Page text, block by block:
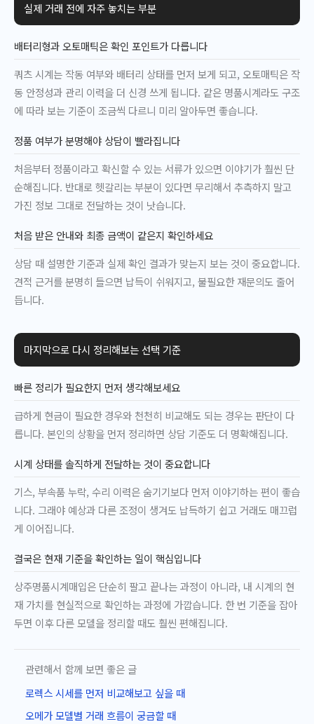
실제 거래 전에 자주 놓치는 부분
배터리형과 오토매틱은 확인 포인트가 다릅니다
쿼츠 시계는 작동 여부와 배터리 상태를 먼저 보게 되고, 오토매틱은 작
동 안정성과 관리 이력을 더 신경 쓰게 됩니다. 같은 명품시계라도 구조
에 따라 보는 기준이 조금씩 다르니 미리 알아두면 좋습니다.
정품 여부가 분명해야 상담이 빨라집니다
처음부터 정품이라고 확신할 수 있는 서류가 있으면 이야기가 훨씬 단
순해집니다. 반대로 헷갈리는 부분이 있다면 무리해서 추측하지 말고
가진 정보 그대로 전달하는 것이 낫습니다.
처음 받은 안내와 최종 금액이 같은지 확인하세요
상담 때 설명한 기준과 실제 확인 결과가 맞는지 보는 것이 중요합니다.
견적 근거를 분명히 들으면 납득이 쉬워지고, 불필요한 재문의도 줄어
듭니다.
마지막으로 다시 정리해보는 선택 기준
빠른 정리가 필요한지 먼저 생각해보세요
급하게 현금이 필요한 경우와 천천히 비교해도 되는 경우는 판단이 다
릅니다. 본인의 상황을 먼저 정리하면 상담 기준도 더 명확해집니다.
시계 상태를 솔직하게 전달하는 것이 중요합니다
기스, 부속품 누락, 수리 이력은 숨기기보다 먼저 이야기하는 편이 좋습
니다. 그래야 예상과 다른 조정이 생겨도 납득하기 쉽고 거래도 매끄럽
게 이어집니다.
결국은 현재 기준을 확인하는 일이 핵심입니다
상주명품시계매입은 단순히 팔고 끝나는 과정이 아니라, 내 시계의 현
재 가치를 현실적으로 확인하는 과정에 가깝습니다. 한 번 기준을 잡아
두면 이후 다른 모델을 정리할 때도 훨씬 편해집니다.
관련해서 함께 보면 좋은 글
로렉스 시세를 먼저 비교해보고 싶을 때
오메가 모델별 거래 흐름이 궁금할 때